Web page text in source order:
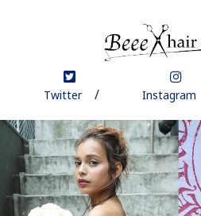
Twitter Instagram
Concept
Menu
Coupon
Staff